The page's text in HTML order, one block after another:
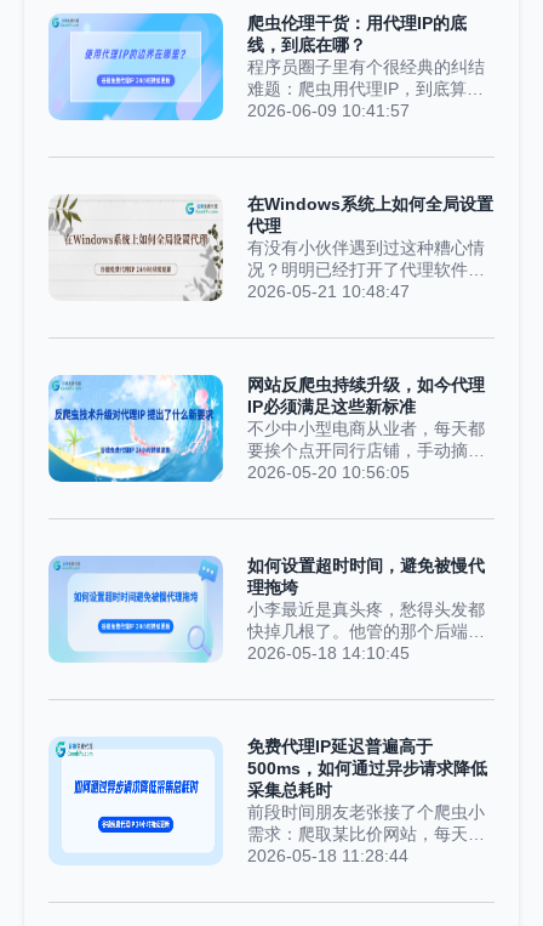
码写得规不规范，平台只盯着一
件事：同一个IP短时间内发送请
求太多。普通人查看天气，不可
能一分钟刷新几百次...
存心搞事的人赶出去。摆在眼前
的是两个矛盾的难题：一方面要
稳住身份，不用每次进门反复登
记核对，也就是我们常说的会话
保持；另一方面还要隐藏行踪，
说会话保持到底是什么意思。不
少网站都没有长期记忆，每跳转
一个新页面，都会确认访客身
份，而Cookie就相当于...
爬虫伦理干货：用代理IP的底
线，到底在哪？
程序员圈子里有个很经典的纠结
难题：爬虫用代理IP，到底算不
算违规、算不算作弊？之前有个
现实问题。他接了个私单，帮一
价和款式数据。对方网站风控很
严，本地IP爬几次就直接被封，
根本没法正常采集。身边同事立
马给他出主意：直接上代理IP
池，IP轮番切换，网站根本查不
取巧？做爬虫的人，到底该守住
什么样的边界？其实这是所有爬
虫从业者都会遇到的困惑。首先
要明确一点：代理IP...
2026-06-09 10:41:57
在Windows系统上如何全局设置
代理
有没有小伙伴遇到过这种糟心情
况？明明已经打开了代理软件，
浏览器也能正常刷网站、看内容
Python包（比如用pip命令），或
件，就直接卡壳——要么报“网络
超时”，要么显示“无法下载”，怎
么弄都连不上网。这时候你才恍
然大悟：原来代理不是“打开软件
就万事大吉、全电脑都能用”的，
之后，操作起来也就三五步，一
点都不难，跟着我一步步来就
行。先搞懂：为啥代理软件开
了，有些程序还是不认？很...
2026-05-21 10:48:47
网站反爬虫持续升级，如今代理
IP必须满足这些新标准
不少中小型电商从业者，每天都
要挨个点开同行店铺，手动摘抄
商品定价、库存数量，再整理录
械活，时间久了谁都熬不住。后
配代理IP采集数据，既能省时又
省力，一开始用着确实顺风顺
水，安稳跑了整整一个月。可没
过多久麻烦接踵而至，爬虫频繁
连接失败，要么页面一片空白加
天，很快又再次出现各种限制拦
截。很多人都纳闷，明明全程都
在用代理隐藏本机网络，怎么还
是轻轻松松就被平台...
2026-05-20 10:56:05
如何设置超时时间，避免被慢代
理拖垮
小李最近是真头疼，愁得头发都
快掉几根了。他管的那个后端服
务，之前一直跑得顺风顺水，没
个第三方数据接口，系统就跟中
用户反馈说页面半天打不开，运
维那边的告警短信更是一条接一
条，响得他心发慌。他查来查
去，熬了两个通宵，总算找到问
题根源了：罪魁祸首就是那个第
三方接口的代理服务器，响应慢
2026-05-18 14:10:45
免费代理IP延迟普遍高于
500ms，如何通过异步请求降低
采集总耗时
前段时间朋友老张接了个爬虫小
需求：爬取某比价网站，每天要
批量采集一万个商品的价格数
禁，他找了一批免费代理IP凑合
2026-05-18 11:28:44